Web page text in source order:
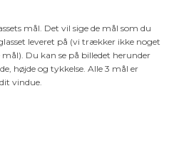
mål. Det vil sige de mål som du
leveret på (vi trækker ikke noget
Du kan se på billedet herunder
højde og tykkelse. Alle 3 mål er
vindue.